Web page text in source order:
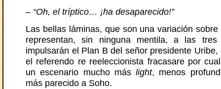
– “Oh, el tríptico… ¡ha desaparecido!”
Las bellas láminas, que son una variación
representan, sin ninguna mentila, a las tres
impulsarán el Plan B del señor presidente
el referendo re reeleccionista fracasare por
un escenario mucho más light, menos
más parecido a Soho.